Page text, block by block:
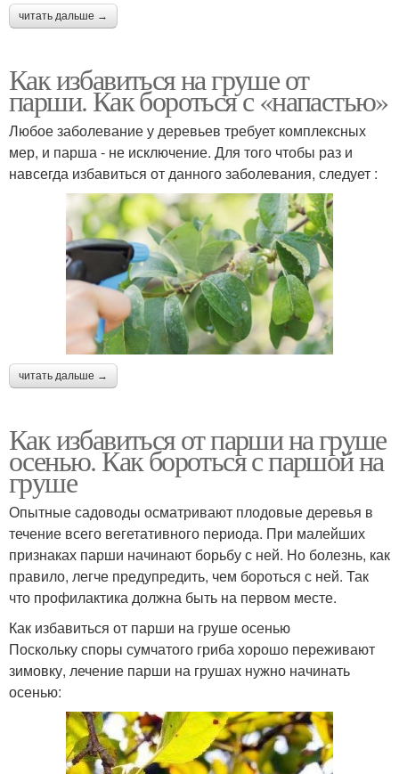
читать дальше →
Как избавиться на груше от
парши. Как бороться с «напастью»
Любое заболевание у деревьев требует комплексных
мер, и парша - не исключение. Для того чтобы раз и
навсегда избавиться от данного заболевания, следует :
читать дальше →
Как избавиться от парши на груше
осенью. Как бороться с паршой на
груше
Опытные садоводы осматривают плодовые деревья в
течение всего вегетативного периода. При малейших
признаках парши начинают борьбу с ней. Но болезнь, как
правило, легче предупредить, чем бороться с ней. Так
что профилактика должна быть на первом месте.
Как избавиться от парши на груше осенью
Поскольку споры сумчатого гриба хорошо переживают
зимовку, лечение парши на грушах нужно начинать
осенью: